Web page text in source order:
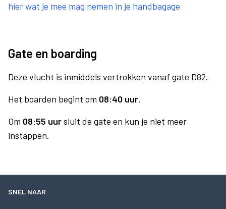
hier wat je mee mag nemen in je handbagage
Gate en boarding
Deze vlucht is inmiddels vertrokken vanaf gate D82.
Het boarden begint om 08:40 uur.
Om 08:55 uursluit de gate en kun je niet meer
instappen.
SNEL NAAR